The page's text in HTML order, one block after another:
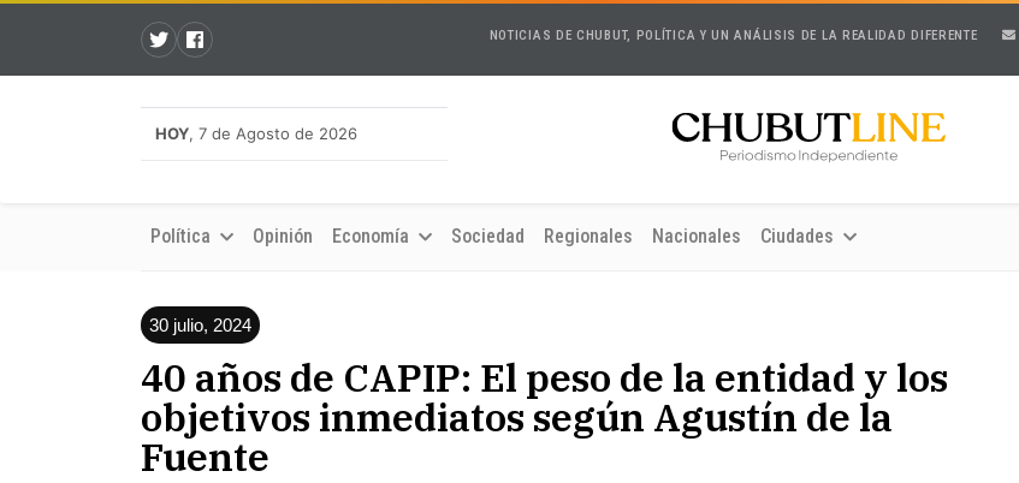
NOTICIAS DE CHUBUT, POLÍTICA Y UN ANÁLISIS DE LA REALIDAD DIFERENTE
HOY, 7 de Agosto de 2026
Política Opinión Economía Sociedad Regionales Nacionales Ciudades
30 julio, 2024
40 años de CAPIP: El peso de la entidad y los
objetivos inmediatos según Agustín de la
Fuente